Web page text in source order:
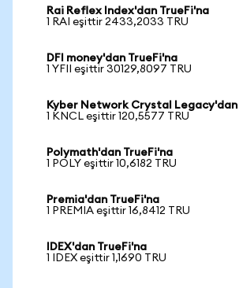
Rai Reflex Index'dan TrueFi'na
1 RAI eşittir 2433,2033 TRU
DFI money'dan TrueFi'na
1 YFII eşittir 30129,8097 TRU
Kyber Network Crystal Legacy'dan
1 KNCL eşittir 120,5577 TRU
Polymath'dan TrueFi'na
1 POLY eşittir 10,6182 TRU
Premia'dan TrueFi'na
1 PREMIA eşittir 16,8412 TRU
IDEX'dan TrueFi'na
1 IDEX eşittir 1,1690 TRU